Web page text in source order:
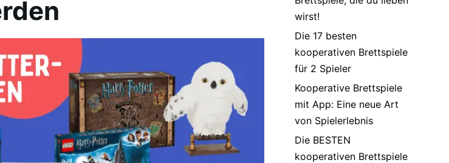
wirst!
Die 17 besten
kooperativen Brettspiele
für 2 Spieler
Kooperative Brettspiele
mit App: Eine neue Art
von Spielerlebnis
Die BESTEN
kooperativen Brettspiele